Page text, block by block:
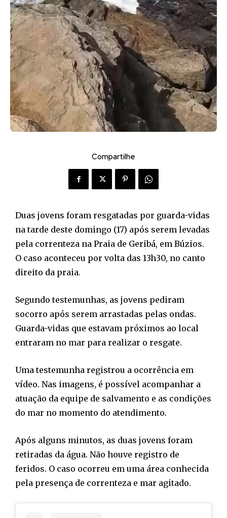
Compartilhe
Duas jovens foram resgatadas por guarda-vidas
na tarde deste domingo (17) após serem levadas
pela correnteza na Praia de Geribá, em Búzios.
O caso aconteceu por volta das 13h30, no canto
direito da praia.
Segundo testemunhas, as jovens pediram
socorro após serem arrastadas pelas ondas.
Guarda-vidas que estavam próximos ao local
entraram no mar para realizar o resgate.
Uma testemunha registrou a ocorrência em
vídeo. Nas imagens, é possível acompanhar a
atuação da equipe de salvamento e as condições
do mar no momento do atendimento.
Após alguns minutos, as duas jovens foram
retiradas da água. Não houve registro de
feridos. O caso ocorreu em uma área conhecida
pela presença de correnteza e mar agitado.